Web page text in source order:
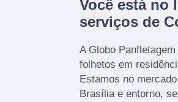
Você está no
serviços de
A Globo
folhetos em
Estamos no
Brasília e entorno,